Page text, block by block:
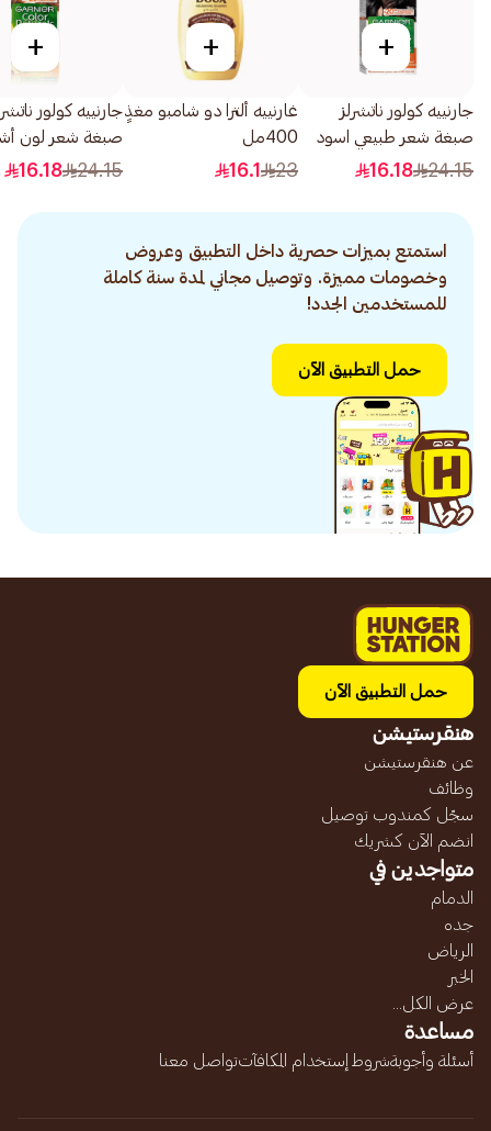
+
جارنييه كولور ناتشرلز
صبغة شعر طبيعي اسود
رقم 0.1 1قطعة
24.15
16.18
+
غارنييه ألترا دو شامبو مغذٍ
400مل
23
16.1
+
جارنييه كولور
صبغة شعر لون
رمادي رقم 7.1 1قطعة
24.15
16.18
استمتع بميزات حصرية داخل التطبيق وعروض
وخصومات مميزة. وتوصيل مجاني لمدة سنة كاملة
للمستخدمين الجدد!
حمل التطبيق الآن
حمل التطبيق الآن
هنقرستيشن
عن هنقرستيشن
وظائف
سجّل كمندوب توصيل
انضم الآن كشريك
متواجدين في
الدمام
جده
الرياض
الخبر
عرض الكل...
مساعدة
أسئلة وأجوبةشروط إستخدام المكافآتتواصل معنا